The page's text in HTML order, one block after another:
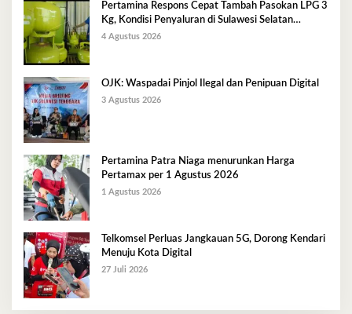
Pertamina Respons Cepat Tambah Pasokan LPG 3
Kg, Kondisi Penyaluran di Sulawesi Selatan
Berlangsung Kondusif
4 Agustus 2026
OJK: Waspadai Pinjol Ilegal dan Penipuan Digital
3 Agustus 2026
Pertamina Patra Niaga menurunkan Harga
Pertamax per 1 Agustus 2026
1 Agustus 2026
Telkomsel Perluas Jangkauan 5G, Dorong Kendari
Menuju Kota Digital
27 Juli 2026